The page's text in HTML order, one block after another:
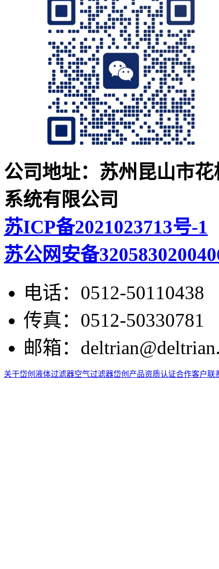
公司地址：苏州昆山市
系统有限公司
苏ICP备2021023713号-1
苏公网安备
电话： 0512-50110438
传真： 0512-50330781
邮箱：
关于岱创 液体过滤器空气过滤器岱创产品资质认证合作客户联